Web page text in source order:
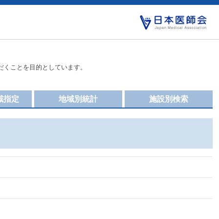
ことを目的としています。
施設別検索
地域別統計
指定